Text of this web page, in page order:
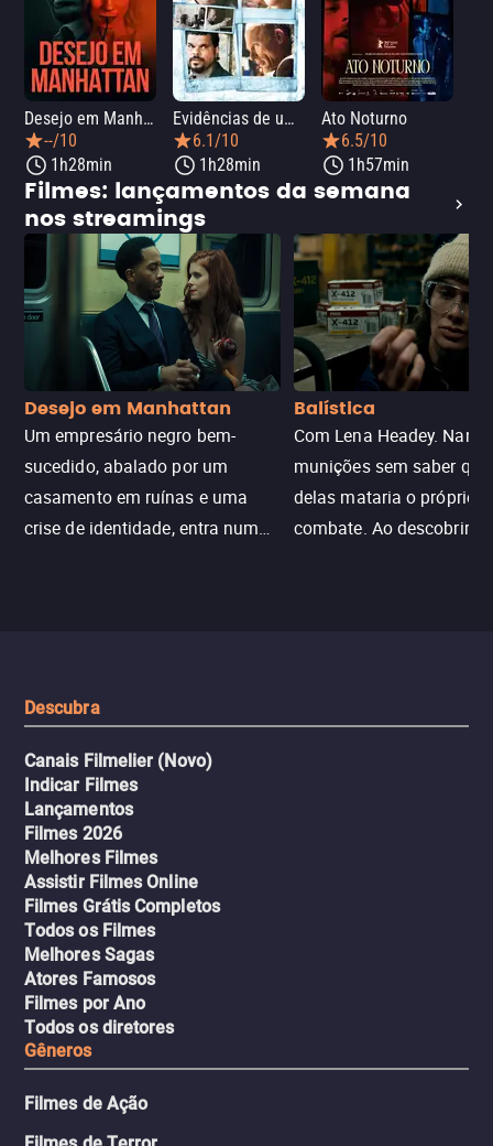
Desejo em Manhattan
--/10
1h28min
Evidências de um Crime
6.1/10
1h28min
Ato Noturno
6.5/10
1h57min
Filmes: lançamentos da semana
nos streamings
Desejo em Manhattan
Um empresário negro bem-
sucedido, abalado por um
casamento em ruínas e uma
crise de identidade, entra num
Balística
Com Lena Headey.
munições sem saber
delas mataria o próprio
combate. Ao descobrir a
Descubra
Canais Filmelier (Novo)
Indicar Filmes
Lançamentos
Filmes 2026
Melhores Filmes
Assistir Filmes Online
Filmes Grátis Completos
Todos os Filmes
Melhores Sagas
Atores Famosos
Filmes por Ano
Todos os diretores
Gêneros
Filmes de Ação